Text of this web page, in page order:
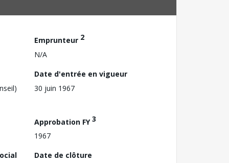
Emprunteur 2
N/A
Date d'entrée en vigueur
30 juin 1967
Approbation FY3
1967
Date de clôture